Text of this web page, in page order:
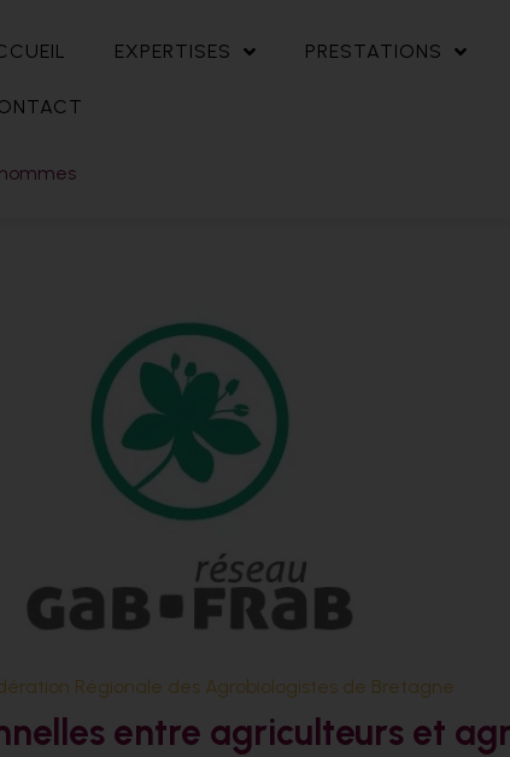
EXPERTISES PRESTATIONS
Régionale des Agrobiologistes de Bretagne
entre agriculteurs et